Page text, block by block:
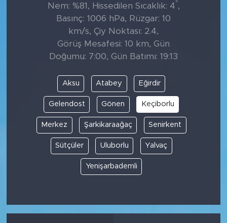
Nem: %81, Hissedilen Sıcaklık: 4°,
Basınç: 1006 hPa, Rüzgar: 10
km/s, Çiy Noktası: 2.4,
Görüş Mesafesi: 10 km, Gün
Doğumu: 7:00, Gün Batımı: 19:13
Aksu Atabey Eğirdir
Gelendost Gönen Keçiborlu
Merkez Şarkikaraağaç Senirkent
Sütçüler Uluborlu Yalvaç
Yenişarbademli